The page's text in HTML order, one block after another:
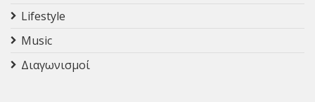
Lifestyle
Music
Διαγωνισμοί